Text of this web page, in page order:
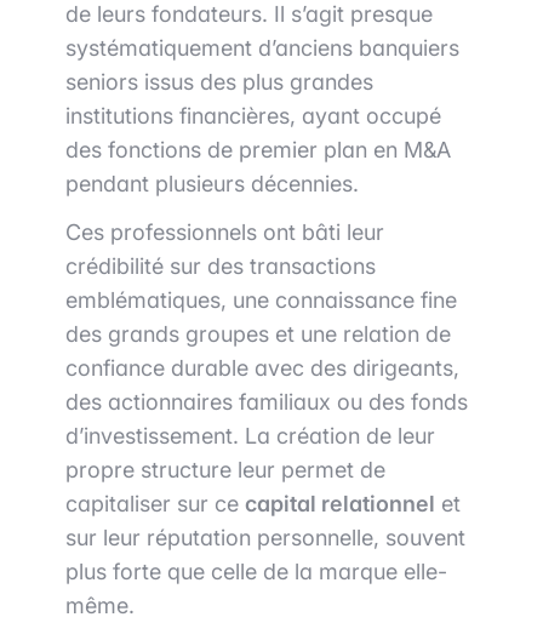
de leurs fondateurs. Il s’agit presque
systématiquement d’anciens banquiers
seniors issus des plus grandes
institutions financières, ayant occupé
des fonctions de premier plan en M&A
pendant plusieurs décennies.
Ces professionnels ont bâti leur
crédibilité sur des transactions
emblématiques, une connaissance fine
des grands groupes et une relation de
confiance durable avec des dirigeants,
des actionnaires familiaux ou des fonds
d’investissement. La création de leur
propre structure leur permet de
capitaliser sur ce capital relationnel et
sur leur réputation personnelle, souvent
plus forte que celle de la marque elle-
même.